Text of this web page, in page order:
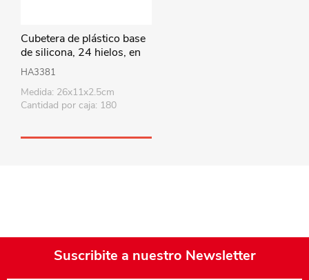
Cubetera de plástico base
de silicona, 24 hielos, en
bolsa
HA3381
Medida: 26x11x2.5cm
Cantidad por caja: 180
Suscribite a nuestro Newsletter